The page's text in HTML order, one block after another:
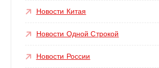
Новости Китая
Новости Одной Строкой
Новости России